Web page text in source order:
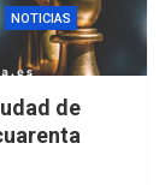
NOTICIAS
de